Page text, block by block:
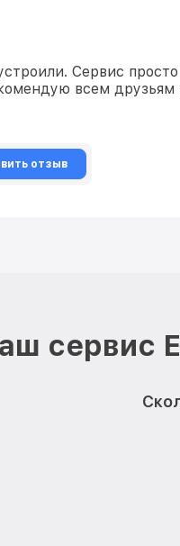
Сервис
всем друзьям
отзыв
сервис